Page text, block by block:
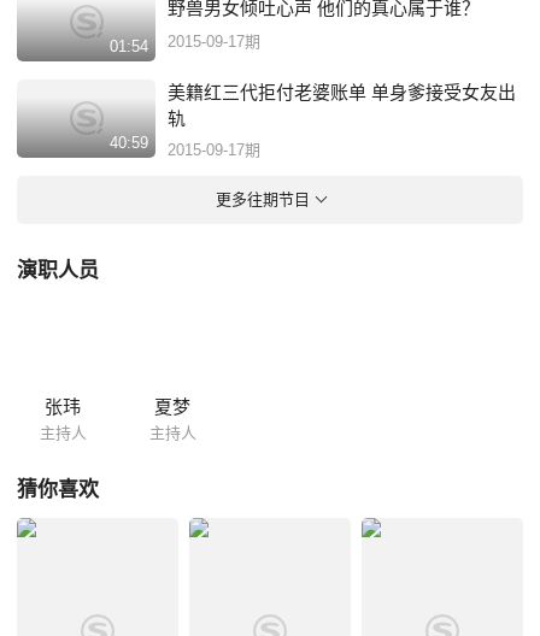
01:54
野兽男女倾吐心声 他们的真心属于谁？
2015-09-17期
40:59
美籍红三代拒付老婆账单 单身爹接受女友出
轨
2015-09-17期
更多往期节目
演职人员
张玮
主持人
夏梦
主持人
猜你喜欢